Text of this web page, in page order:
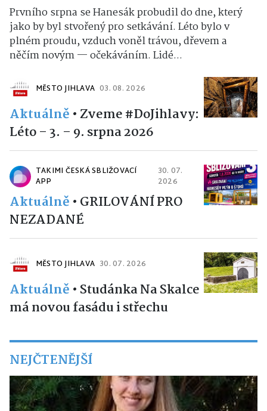
Prvního srpna se Hanesák probudil do dne, který
jako by byl stvořený pro setkávání. Léto bylo v
plném proudu, vzduch voněl trávou, dřevem a
něčím novým — očekáváním. Lidé...
MĚSTO JIHLAVA 03. 08. 2026
Aktuálně • Zveme #DoJihlavy:
Léto – 3. – 9. srpna 2026
TAKIMI ČESKÁ SBLIŽOVACÍ
APP
30. 07.
2026
Aktuálně • GRILOVÁNÍ PRO
NEZADANÉ
MĚSTO JIHLAVA 30. 07. 2026
Aktuálně • Studánka Na Skalce
má novou fasádu i střechu
NEJČTENĚJŠÍ